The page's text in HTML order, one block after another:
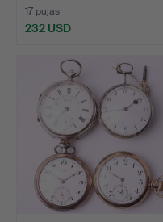
17 pujas
232 USD